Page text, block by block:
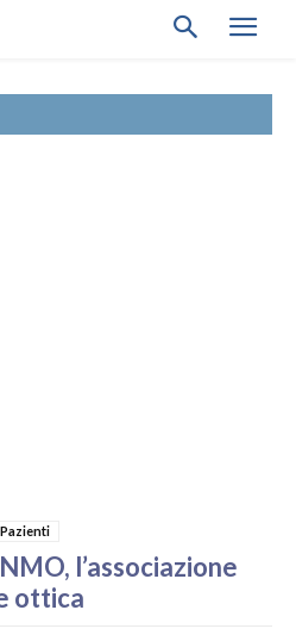
Pazienti
l’associazione
ottica